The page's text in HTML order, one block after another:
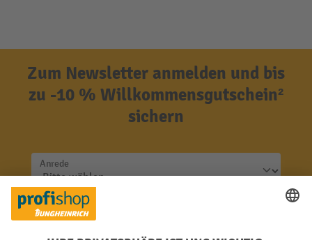
Zum Newsletter anmelden und bis
zu -10 % Willkommensgutschein²
sichern
Anrede
Nachname